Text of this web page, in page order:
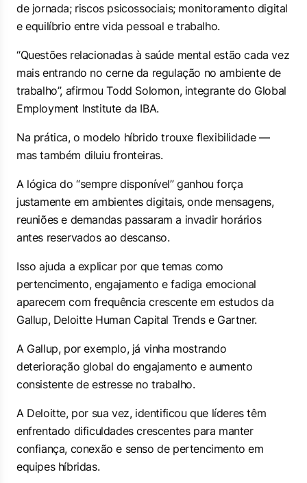
de jornada; riscos psicossociais; monitoramento digital
e equilíbrio entre vida pessoal e trabalho.
“Questões relacionadas à saúde mental estão cada vez
mais entrando no cerne da regulação no ambiente de
trabalho”, afirmou Todd Solomon, integrante do Global
Employment Institute da IBA.
Na prática, o modelo híbrido trouxe flexibilidade —
mas também diluiu fronteiras.
A lógica do “sempre disponível” ganhou força
justamente em ambientes digitais, onde mensagens,
reuniões e demandas passaram a invadir horários
antes reservados ao descanso.
Isso ajuda a explicar por que temas como
pertencimento, engajamento e fadiga emocional
aparecem com frequência crescente em estudos da
Gallup, Deloitte Human Capital Trends e Gartner.
A Gallup, por exemplo, já vinha mostrando
deterioração global do engajamento e aumento
consistente de estresse no trabalho.
A Deloitte, por sua vez, identificou que líderes têm
enfrentado dificuldades crescentes para manter
confiança, conexão e senso de pertencimento em
equipes híbridas.